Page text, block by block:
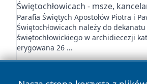
Świętochłowicach - msze,
Parafia Świętych Apostołów Piotra i
Świętochłowicach należy do dekanatu
świętochłowickiego w archidiecezji
erygowana 26 …